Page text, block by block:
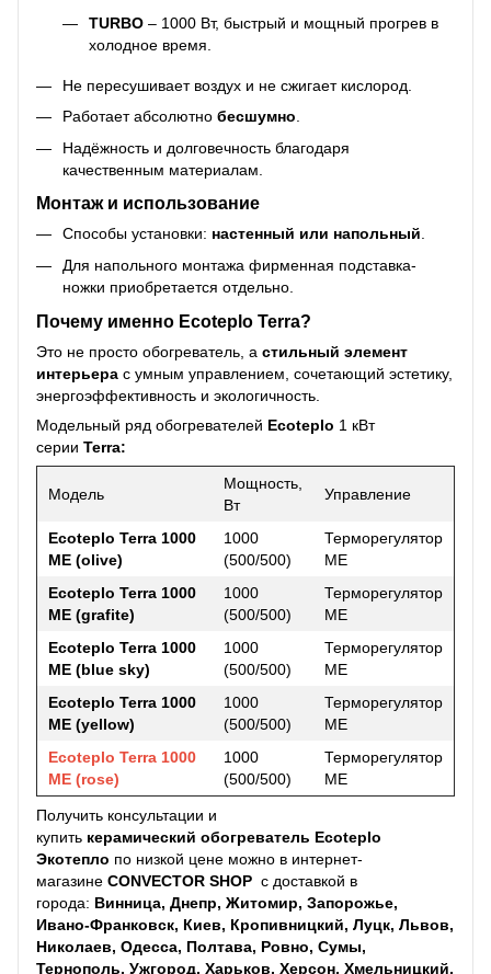
TURBO – 1000 Вт, быстрый и мощный прогрев в
холодное время.
Не пересушивает воздух и не сжигает кислород.
Работает абсолютно бесшумно
Надёжность и долговечность благодаря
качественным материалам.
Монтаж и использование
Способы установки: настенный или напольный.
Для напольного монтажа фирменная подставка-
ножки приобретается отдельно.
Почему именно Ecoteplo Terra?
Это не просто обогреватель, а стильный элемент
интерьера с умным управлением, сочетающий эстетику,
энергоэффективность и экологичность.
Модельный ряд обогревателей Ecoteplo 1 кВт
серии Terra:
Модель
Мощность,
Вт
Управление
Ecoteplo Terra 1000
ME (olive)
1000
(500/500)
Терморегулятор
ME
Ecoteplo Terra 1000
ME (grafite)
1000
(500/500)
Терморегулятор
ME
Ecoteplo Terra 1000
ME (blue sky)
1000
(500/500)
Терморегулятор
ME
Ecoteplo Terra 1000
ME (yellow)
1000
(500/500)
Терморегулятор
ME
Ecoteplo Terra 1000
ME (rose)
1000
(500/500)
Терморегулятор
ME
Получить консультации и
купить керамический обогреватель Ecoteplo
Экотепло по низкой цене можно в интернет-
магазине CONVECTOR SHOP с доставкой в
города: Винница, Днепр, Житомир, Запорожье,
Ивано-Франковск, Киев, Кропивницкий, Луцк, Львов,
Николаев, Одесса, Полтава, Ровно, Сумы,
Тернополь, Ужгород, Харьков, Херсон, Хмельницкий,